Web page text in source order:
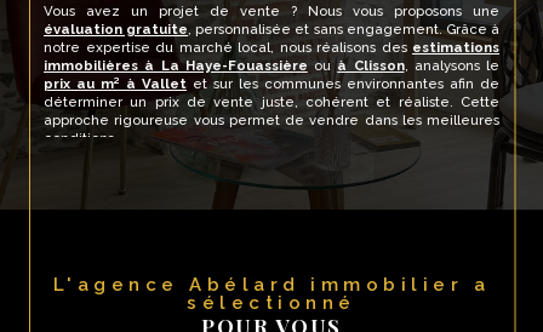
Vous avez un projet de vente ? Nous vous proposons une
évaluation gratuite , personnalisée et sans engagement. Grâce à
notre expertise du marché local, nous réalisons des estimations
immobilières à La Haye-Fouassière ouà Clisson, analysons le
prix au m² à Vallet et sur les communes environnantes afin de
déterminer un prix de vente juste, cohérent et réaliste. Cette
approche rigoureuse vous permet de vendre dans les meilleures
conditions.
Un service personnalisé pour vos
Chez Abélard Immobilier, nous comprenons que chaque projet est
unique. Que vous recherchiez un bien à rénover ou une villa
moderne, notre équipe s’adapte à vos attentes et vous
L'agence Abélard immobilier a
sélectionné
POUR VOUS